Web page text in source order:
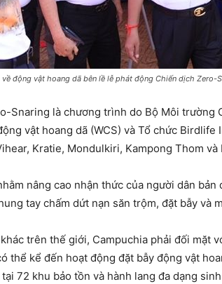
về động vật hoang dã bên lề lễ phát động Chiến dịch
Snaring là chương trình do Bộ Môi trường
vật hoang dã (WCS) và Tổ chức
Kratie, Mondulkiri, Kampong Thom và
nâng cao nhận thức của người dân
tay chấm dứt nạn săn trộm, đặt bẫy và
trên thế giới, Campuchia phải đối mặt
thể kể đến hoạt động đặt bẫy động vật
72 khu bảo tồn và hành lang đa dạng